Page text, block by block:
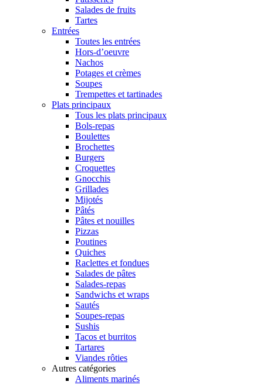
Salades de fruits
Tartes
Entrées
Toutes les entrées
Hors-d’oeuvre
Nachos
Potages et crèmes
Soupes
Trempettes et tartinades
Plats principaux
Tous les plats principaux
Bols-repas
Boulettes
Brochettes
Burgers
Croquettes
Gnocchis
Grillades
Mijotés
Pâtés
Pâtes et nouilles
Pizzas
Poutines
Quiches
Raclettes et fondues
Salades de pâtes
Salades-repas
Sandwichs et wraps
Sautés
Soupes-repas
Sushis
Tacos et burritos
Tartares
Viandes rôties
Autres catégories
Aliments marinés